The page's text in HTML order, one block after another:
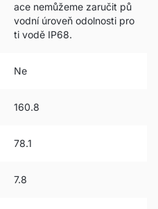
ace nemůžeme zaručit pů
vodní úroveň odolnosti pro
ti vodě IP68.
Ne
160.8
78.1
7.8